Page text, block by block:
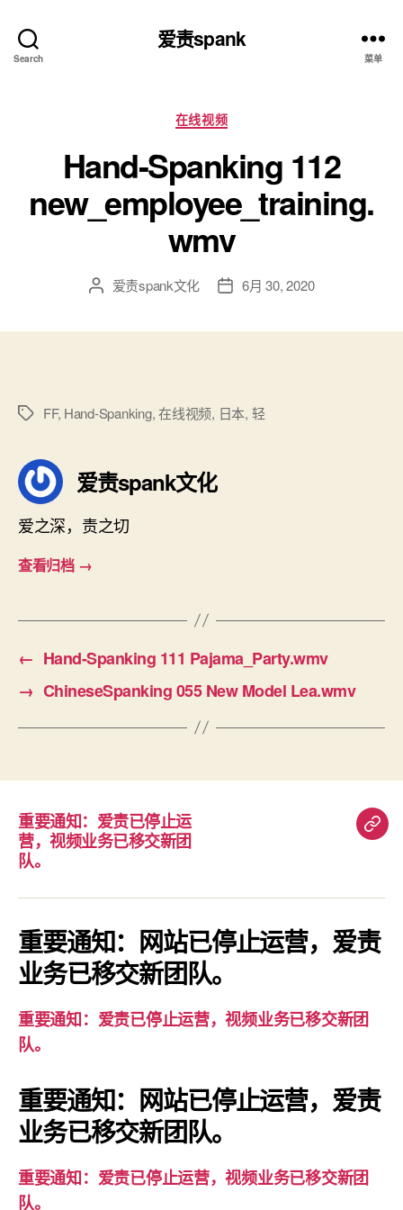
Search
爱责spank
菜单
分
类
在线视频
Hand-Spanking 112
new_employee_training.
wmv
文 爱责spank文化
发 6月 30, 2020
标
FF, Hand-Spanking,在线视频, 日本, 轻
爱责spank文化
爱之深，责之切
查看归档 →
← Hand-Spanking 111 Pajama_Party.wmv
→ ChineseSpanking 055 New Model Lea.wmv
重要通知：爱责已停止运
营，视频业务已移交新团
队。
重
知：
爱
责
视
重要通知：网站已停止运营，爱责
业务已移交新团队。
重要通知：爱责已停止运营，视频业务已移交新团
队。
重要通知：网站已停止运营，爱责
业务已移交新团队。
重要通知：爱责已停止运营，视频业务已移交新团
队。